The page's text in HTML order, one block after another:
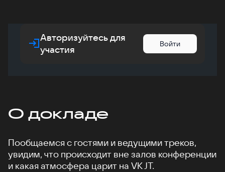
Авторизуйтесь для
участия
Войти
О докладе
Пообщаемся с гостями и ведущими треков,
увидим, что происходит вне залов конференции
и какая атмосфера царит на VK JT.